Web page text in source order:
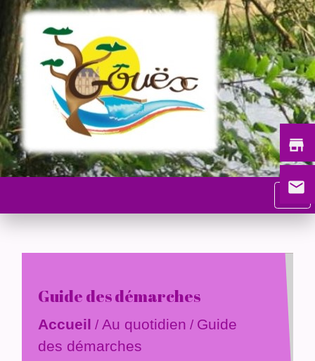
menu
Guide des démarches
Accueil / Au quotidien / Guide
des démarches
store
email